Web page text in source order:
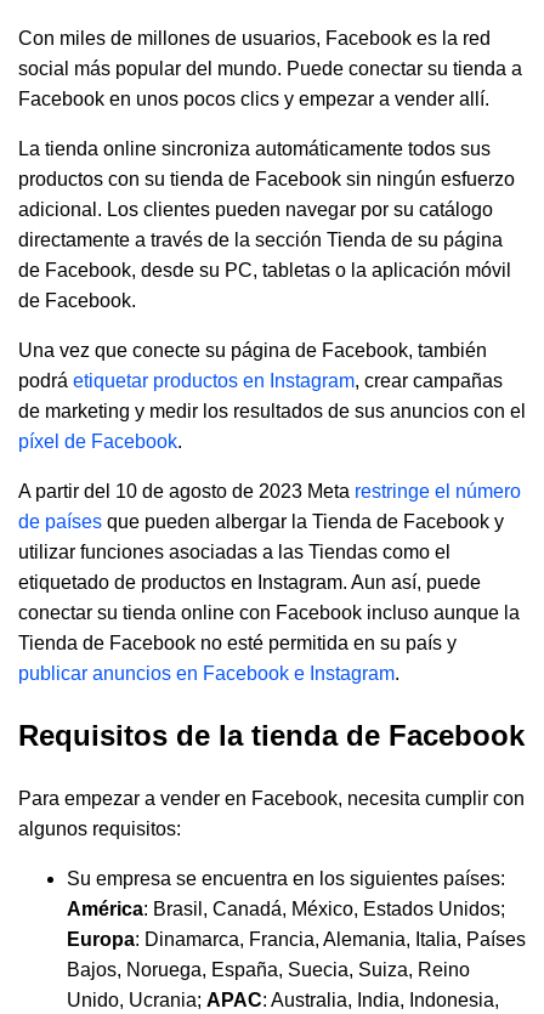
Con miles de millones de usuarios, Facebook es la red
social más popular del mundo. Puede conectar su tienda a
Facebook en unos pocos clics y empezar a vender allí.
La tienda online sincroniza automáticamente todos sus
productos con su tienda de Facebook sin ningún esfuerzo
adicional. Los clientes pueden navegar por su catálogo
directamente a través de la sección Tienda de su página
de Facebook, desde su PC, tabletas o la aplicación móvil
de Facebook.
Una vez que conecte su página de Facebook, también
podrá etiquetar productos en Instagram, crear campañas
de marketing y medir los resultados de sus anuncios con el
píxel de Facebook.
A partir del 10 de agosto de 2023 Meta restringe el número
de países que pueden albergar la Tienda de Facebook y
utilizar funciones asociadas a las Tiendas como el
etiquetado de productos en Instagram. Aun así, puede
conectar su tienda online con Facebook incluso aunque la
Tienda de Facebook no esté permitida en su país y
publicar anuncios en Facebook e Instagram.
Requisitos de la tienda de Facebook
Para empezar a vender en Facebook, necesita cumplir con
algunos requisitos:
Su empresa se encuentra en los siguientes países:
América: Brasil, Canadá, México, Estados Unidos;
Europa: Dinamarca, Francia, Alemania, Italia, Países
Bajos, Noruega, España, Suecia, Suiza, Reino
Unido, Ucrania; APAC: Australia, India, Indonesia,